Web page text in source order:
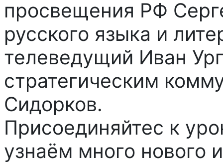
просвещения РФ
русского языка и
телеведущий Иван
стратегическим
Сидорков.
Присоединяйтес к
узнаём много нового